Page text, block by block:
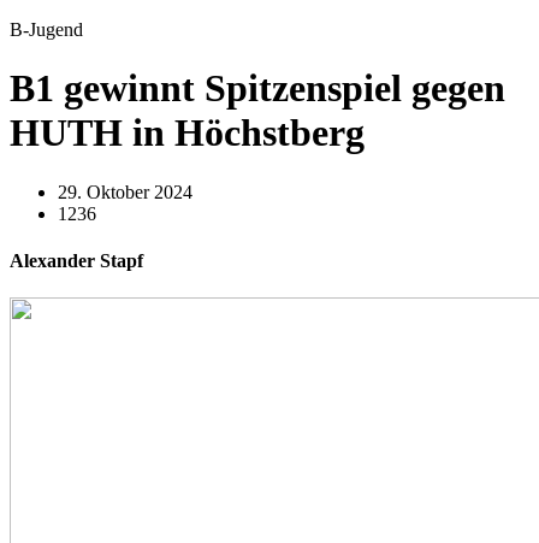
B-Jugend
B1 gewinnt Spitzenspiel gegen
HUTH in Höchstberg
29. Oktober 2024
1236
Alexander Stapf